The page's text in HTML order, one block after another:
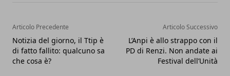
Articolo Precedente
Notizia del giorno, il Ttip è
di fatto fallito: qualcuno sa
che cosa è?
Articolo Successivo
L’Anpi è allo strappo con il
PD di Renzi. Non andate ai
Festival dell’Unità